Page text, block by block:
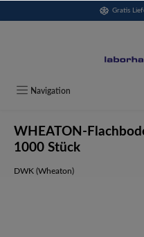
Gratis
Navigation
WHEATON-
1000 Stück
DWK (Wheaton)